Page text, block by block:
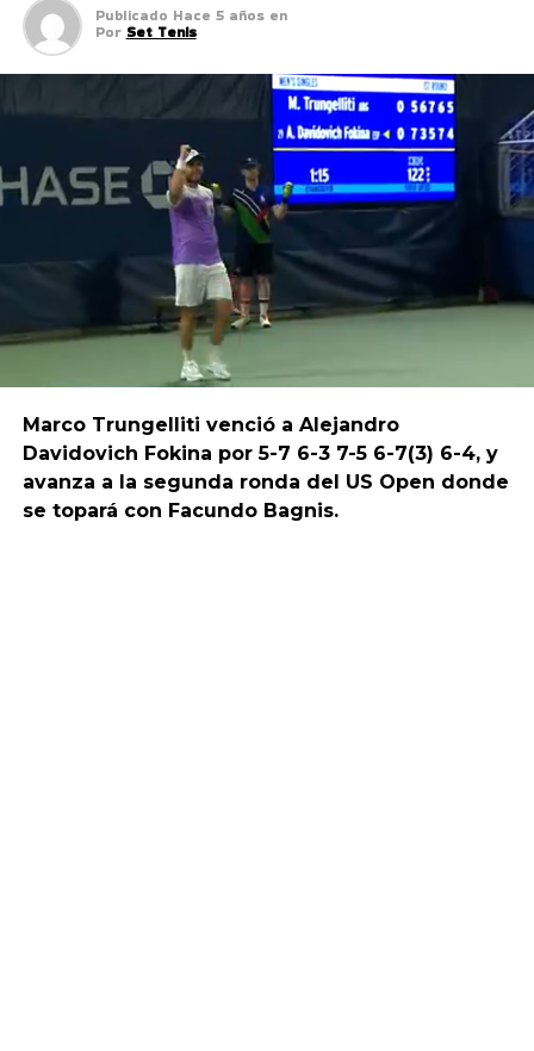
Publicado Hace 5 años en
Por Set Tenis
Marco Trungelliti venció a Alejandro
Davidovich Fokina por 5-7 6-3 7-5 6-7(3) 6-4, y
avanza a la segunda ronda del US Open donde
se topará con Facundo Bagnis.